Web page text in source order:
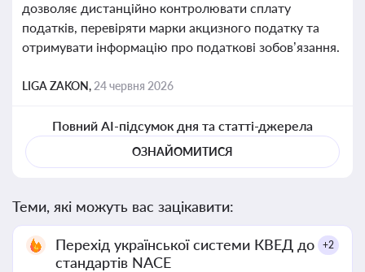
дозволяє дистанційно контролювати сплату
податків, перевіряти марки акцизного податку та
отримувати інформацію про податкові зобов’язання.
LIGA ZAKON, 24 червня 2026
Повний AI-підсумок дня та статті-джерела
ОЗНАЙОМИТИСЯ
Теми, які можуть вас зацікавити:
Перехід української системи КВЕД до
стандартів NACE
+2